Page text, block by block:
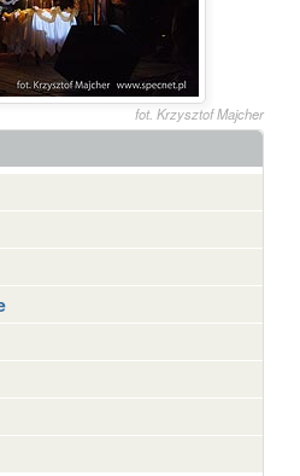
fot. Krzysztof Majcher